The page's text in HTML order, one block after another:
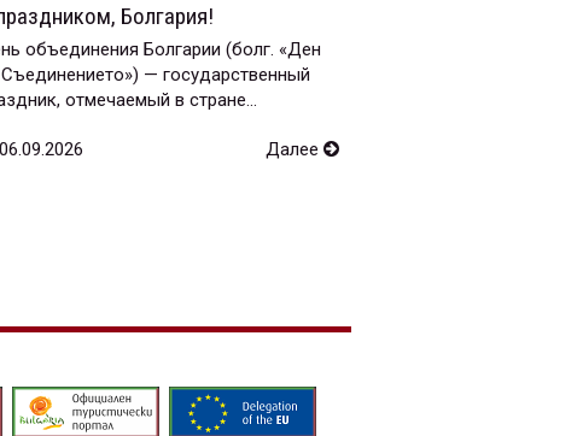
Болгария!
объединения Болгарии (болг. «Ден
— государственный
отмечаемый в стране...
06.09.2026 Далее